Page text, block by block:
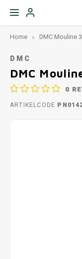
Home DMC Mouline
DMC
DMC
0
ARTIKELCODE